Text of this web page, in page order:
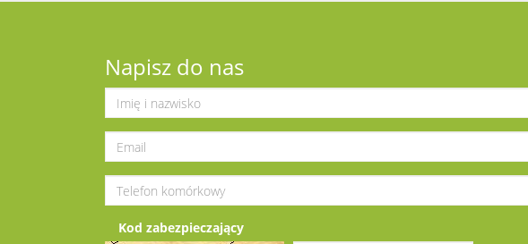
Napisz do nas
Kod zabezpieczający